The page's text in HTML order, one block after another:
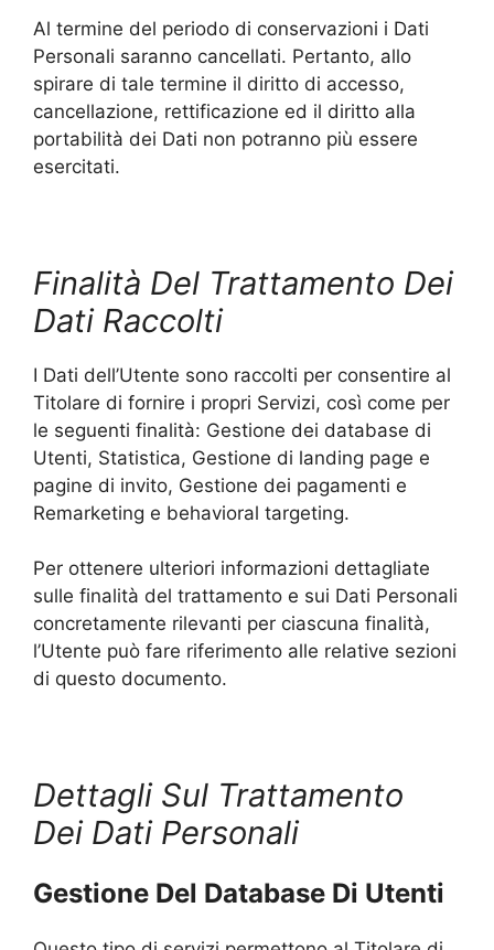
Al termine del periodo di conservazioni i Dati
Personali saranno cancellati. Pertanto, allo
spirare di tale termine il diritto di accesso,
cancellazione, rettificazione ed il diritto alla
portabilità dei Dati non potranno più essere
esercitati.
Finalità Del Trattamento Dei
Dati Raccolti
I Dati dell’Utente sono raccolti per consentire al
Titolare di fornire i propri Servizi, così come per
le seguenti finalità: Gestione dei database di
Utenti, Statistica, Gestione di landing page e
pagine di invito, Gestione dei pagamenti e
Remarketing e behavioral targeting.
Per ottenere ulteriori informazioni dettagliate
sulle finalità del trattamento e sui Dati Personali
concretamente rilevanti per ciascuna finalità,
l’Utente può fare riferimento alle relative sezioni
di questo documento.
Dettagli Sul Trattamento
Dei Dati Personali
Gestione Del Database Di Utenti